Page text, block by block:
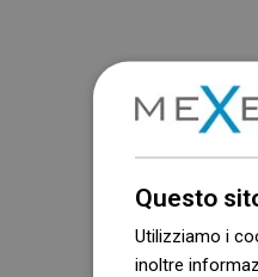
Questo
Utilizziamo i
inoltre